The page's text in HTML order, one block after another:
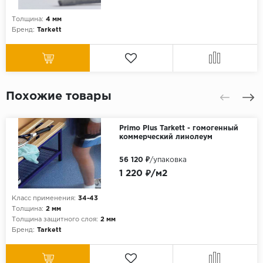
Толщина: 4 мм
Бренд: Tarkett
Похожие товары
Primo Plus Tarkett - гомогенный
коммерческий линолеум
Класс применения: 34-43
Толщина: 2 мм
Толщина защитного слоя: 2 мм
Бренд: Tarkett
1 220 ₽/м2
56 120 ₽/упаковка